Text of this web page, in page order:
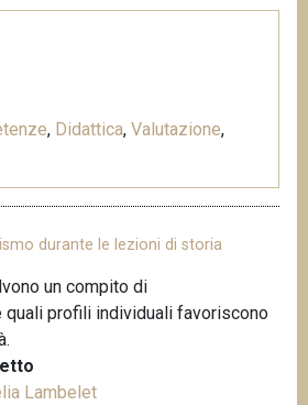
, Didattica, Valutazione,
durante le lezioni di storia
un compito di
quali profili individuali favoriscono
Lambelet